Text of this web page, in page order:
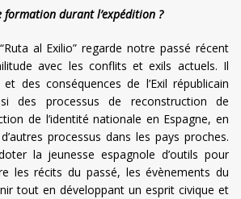
formation durant l’expédition ?
al Exilio” regarde notre passé récent
avec les conflits et exils actuels. Il
des conséquences de l’Exil républicain
des processus de reconstruction de
de l’identité nationale en Espagne, en
processus dans les pays proches.
la jeunesse espagnole d’outils pour
les récits du passé, les évènements du
tout en développant un esprit civique et